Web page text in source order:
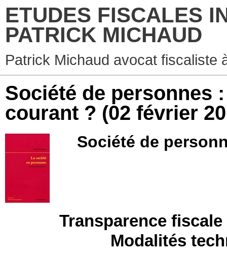
ETUDES FISCALES
PATRICK MICHAUD
Patrick Michaud avocat fiscaliste
Société de personnes
courant ? (02 février
Société de
Transparence
Modalités